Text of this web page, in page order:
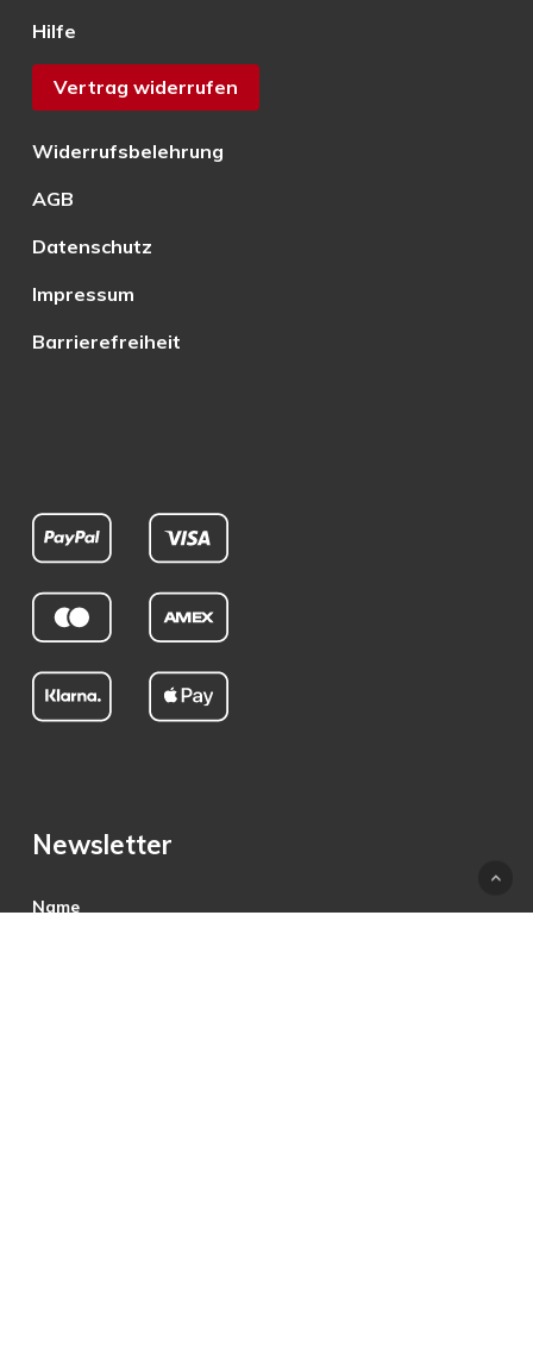
Hilfe
Vertrag widerrufen
Widerrufsbelehrung
AGB
Datenschutz
Impressum
Barrierefreiheit
Newsletter
Name